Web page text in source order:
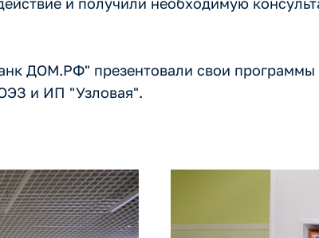
ДОМ.РФ" презентовали свои
и ИП "Узловая".